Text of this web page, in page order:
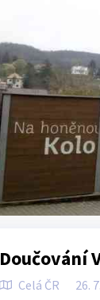
Doučování
Celá ČR 26.